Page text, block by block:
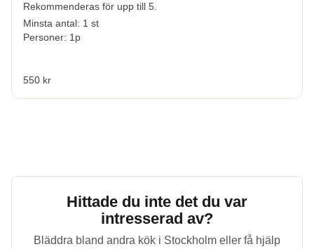
Rekommenderas för upp till 5.
Minsta antal: 1 st
Personer: 1p
550 kr
Hittade du inte det du var
intresserad av?
Bläddra bland andra kök i Stockholm eller få hjälp